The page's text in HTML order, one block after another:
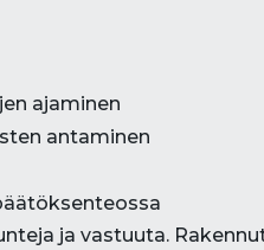
ajaminen
antaminen
ja vastuuta.